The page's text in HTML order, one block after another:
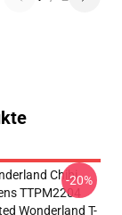
Chibi
TTPM2204
Wonderland T-
-20%